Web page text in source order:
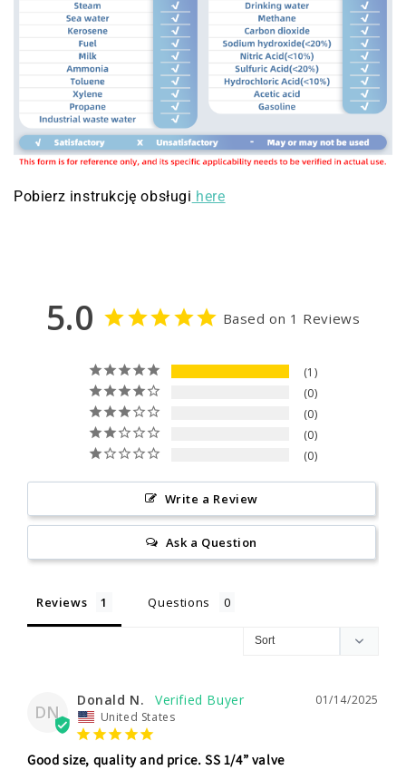
Pobierz instrukcję obsługi here
5.0 Based on 1 Reviews
1
0
0
0
0
Write a Review
Ask a Question
Reviews Questions
DN
01/14/2025
Donald N.
United States
Good size, quality and price. SS 1/4” valve